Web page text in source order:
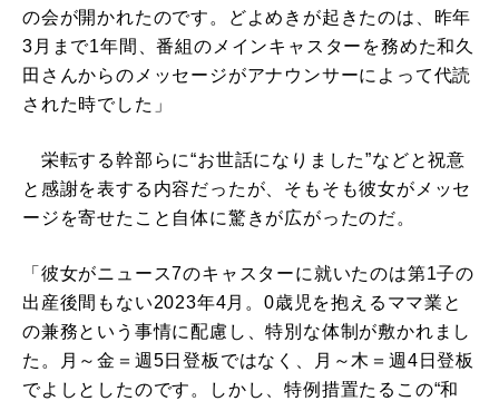
の会が開かれたのです。どよめきが起きたのは、昨年
3月まで1年間、番組のメインキャスターを務めた和久
田さんからのメッセージがアナウンサーによって代読
された時でした」
栄転する幹部らに“お世話になりました”などと祝意
と感謝を表する内容だったが、そもそも彼女がメッセ
ージを寄せたこと自体に驚きが広がったのだ。
「彼女がニュース7のキャスターに就いたのは第1子の
出産後間もない2023年4月。0歳児を抱えるママ業と
の兼務という事情に配慮し、特別な体制が敷かれまし
た。月～金＝週5日登板ではなく、月～木＝週4日登板
でよしとしたのです。しかし、特例措置たるこの“和